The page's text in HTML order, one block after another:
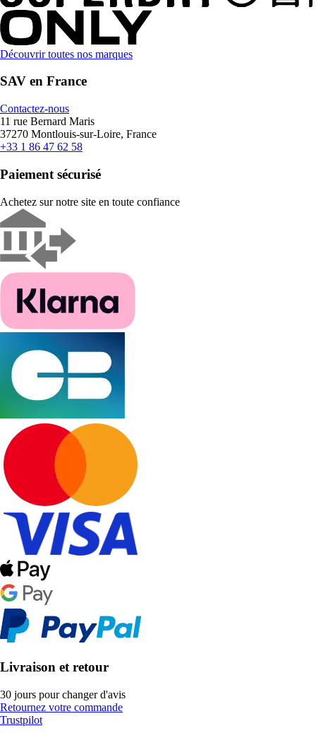
Découvrir toutes nos marques
SAV en France
Contactez-nous
11 rue Bernard Maris
37270 Montlouis-sur-Loire, France
+33 1 86 47 62 58
Paiement sécurisé
Achetez sur notre site en toute confiance
Livraison et retour
30 jours pour changer d'avis
Retournez votre commande
Trustpilot